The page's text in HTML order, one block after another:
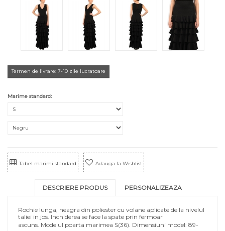
Termen de livrare: 7-10 zile lucratoare
Marime standard:
Tabel marimi standard Adauga la Wishlist
DESCRIERE PRODUS PERSONALIZEAZA
Rochie lunga, neagra din poliester cu volane aplicate de la nivelul
taliei in jos. Inchiderea se face la spate prin fermoar
ascuns. Modelul poarta marimea S(36). Dimensiuni model: 89-